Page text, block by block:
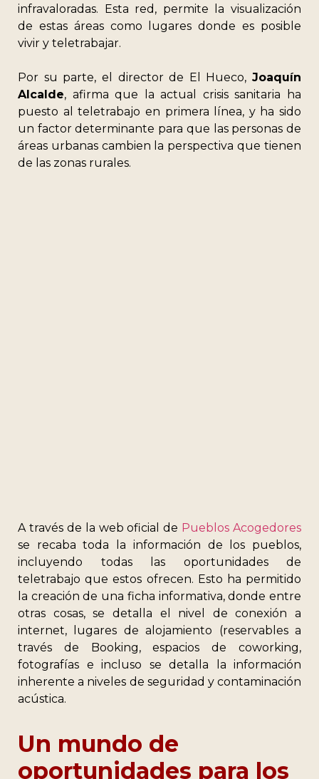
infravaloradas. Esta red, permite la visualización
de estas áreas como lugares donde es posible
vivir y teletrabajar.
Por su parte, el director de El Hueco, Joaquín
Alcalde, afirma que la actual crisis sanitaria ha
puesto al teletrabajo en primera línea, y ha sido
un factor determinante para que las personas de
áreas urbanas cambien la perspectiva que tienen
de las zonas rurales.
A través de la web oficial de Pueblos Acogedores
se recaba toda la información de los pueblos,
incluyendo todas las oportunidades de
teletrabajo que estos ofrecen. Esto ha permitido
la creación de una ficha informativa, donde entre
otras cosas, se detalla el nivel de conexión a
internet, lugares de alojamiento (reservables a
través de Booking, espacios de coworking,
fotografías e incluso se detalla la información
inherente a niveles de seguridad y contaminación
acústica.
Un mundo de
oportunidades para los